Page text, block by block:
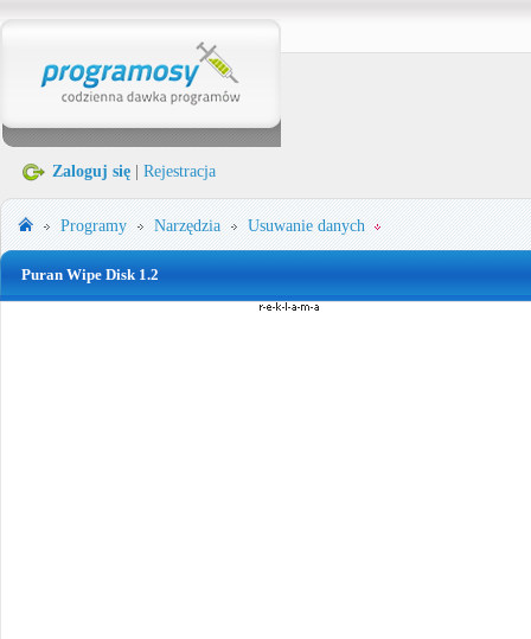
Zaloguj się Rejestracja
Programy Narzędzia Usuwanie danych
Puran Wipe Disk 1.2